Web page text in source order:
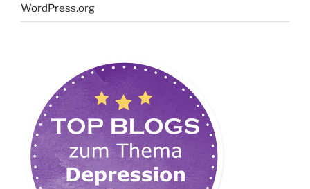
WordPress.org